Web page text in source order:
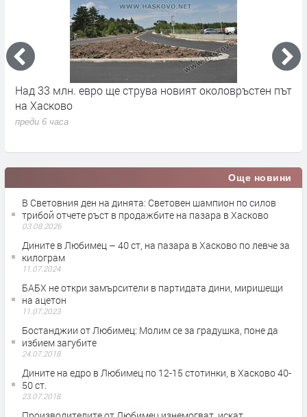
Над 33 млн. евро ще струва новият околовръстен път
на Хасково
преди 6 часа
Още новини
В Световния ден на динята: Световен шампион по силов
трибой отчете ръст в продажбите на пазара в Хасково
03.08.2026
Дините в Любимец – 40 ст, на пазара в Хасково по левче за
килограм
11.07.2024
БАБХ не откри замърсители в партидата дини, миришещи
на ацетон
11.07.2023
Бостанджии от Любимец: Молим се за градушка, поне да
избием загубите
24.07.2018
Дините на едро в Любимец по 12-15 стотинки, в Хасково 40-
50 ст.
23.07.2018